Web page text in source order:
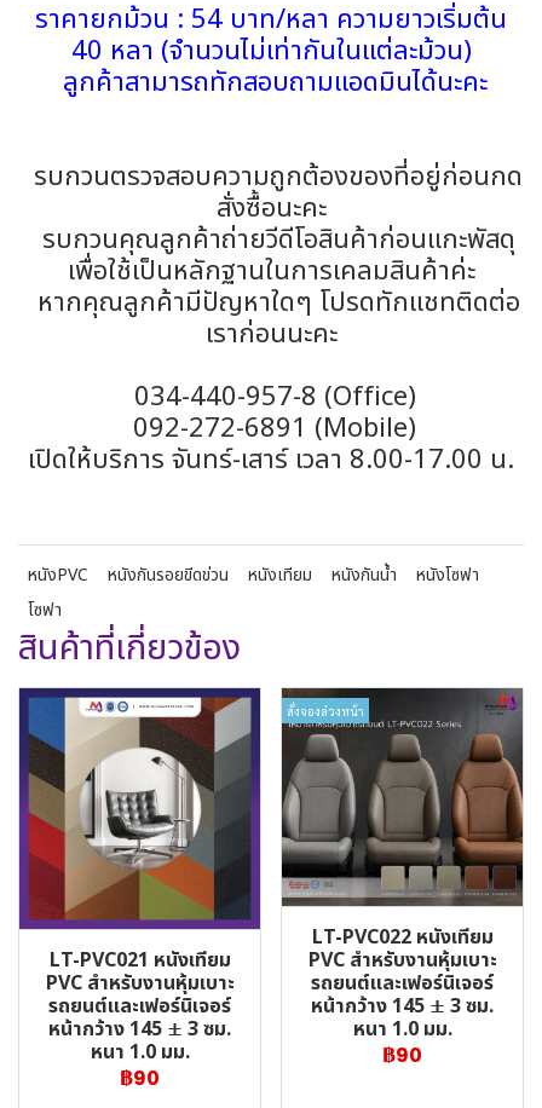
ราคายกม้วน : 54 บาท/หลา ความยาวเริ่มต้น
40 หลา (จำนวนไม่เท่ากันในแต่ละม้วน)
ลูกค้าสามารถทักสอบถามแอดมินได้นะคะ
รบกวนตรวจสอบความถูกต้องของที่อยู่ก่อนกด
สั่งซื้อนะคะ
รบกวนคุณลูกค้าถ่ายวีดีโอสินค้าก่อนแกะพัสดุ
เพื่อใช้เป็นหลักฐานในการเคลมสินค้าค่ะ
หากคุณลูกค้ามีปัญหาใดๆ โปรดทักแชทติดต่อ
เราก่อนนะคะ
034-440-957-8 (Office)
092-272-6891 (Mobile)
เปิดให้บริการ จันทร์-เสาร์ เวลา 8.00-17.00 น.
หนังPVC หนังกันรอยขีดข่วน หนังเทียม หนังกันน้ำ
หนังโซฟา
โซฟา
สินค้าที่เกี่ยวข้อง
LT-PVC021 หนังเทียม
PVC สำหรับงานหุ้มเบาะ
รถยนต์และเฟอร์นิเจอร์
หน้ากว้าง 145 ± 3 ซม.
หนา 1.0 มม.
฿90
สั่งจองล่วงหน้า
LT-PVC022 หนังเทียม
PVC สำหรับงานหุ้มเบาะ
รถยนต์และเฟอร์นิเจอร์
หน้ากว้าง 145 ± 3 ซม.
หนา 1.0 มม.
฿90